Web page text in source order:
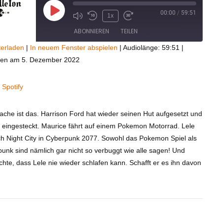
Play
Episode
1x 00:00 / 59:51
ABONNIEREN TEILEN
| In neuem Fenster abspielen | Audiolänge: 59:51 |
am 5. Dezember 2022
Spotify
ist das. Harrison Ford hat wieder seinen Hut aufgesetzt und
eingesteckt. Maurice fährt auf einem Pokemon Motorrad. Lele
Night City in Cyberpunk 2077. Sowohl das Pokemon Spiel als
sind nämlich gar nicht so verbuggt wie alle sagen! Und
dass Lele nie wieder schlafen kann. Schafft er es ihn davon